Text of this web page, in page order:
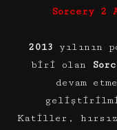
Sorcery 2
2013 yılının
biri olan
devam
Katiller,